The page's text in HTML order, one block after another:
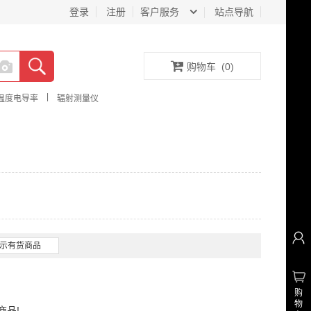
客户服务 站点导航
登录 注册
度电导率 辐射测量仪
购物车 (0)
有货商品
购
物